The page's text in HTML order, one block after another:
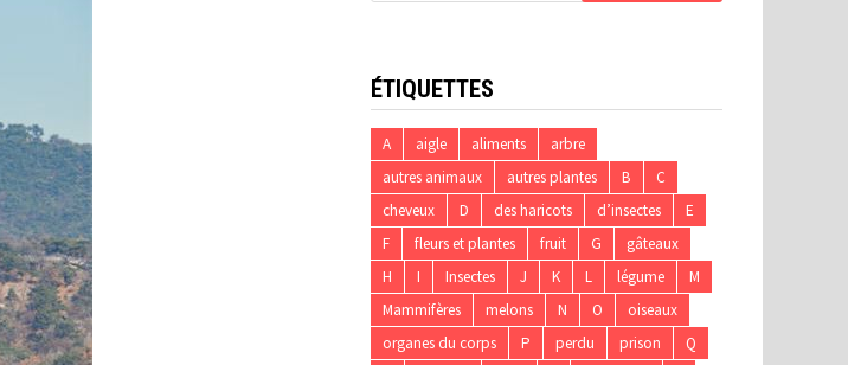
ÉTIQUETTES
A aigle aliments
arbre
autres animaux
autres plantes B
C
cheveux
D des haricots d’insectes
E
F
fleurs et plantes fruit G
gâteaux
H
I Insectes J K L légume
M
Mammifères
melons N O
oiseaux
organes du corps
P perdu prison
Q